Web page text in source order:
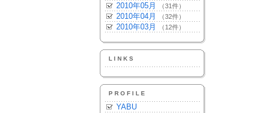
2010年05月 （31件）
2010年04月 （32件）
2010年03月 （12件）
LINKS
PROFILE
YABU